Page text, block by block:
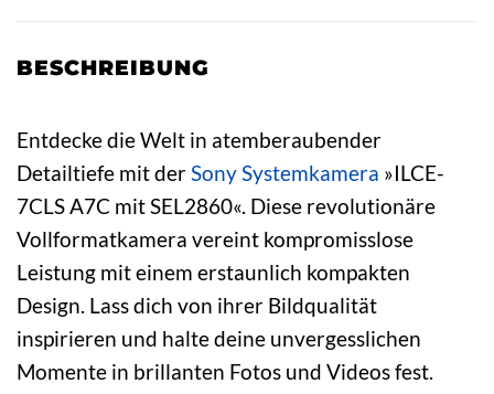
BESCHREIBUNG
Entdecke die Welt in atemberaubender
Detailtiefe mit der Sony Systemkamera »ILCE-
7CLS A7C mit SEL2860«. Diese revolutionäre
Vollformatkamera vereint kompromisslose
Leistung mit einem erstaunlich kompakten
Design. Lass dich von ihrer Bildqualität
inspirieren und halte deine unvergesslichen
Momente in brillanten Fotos und Videos fest.